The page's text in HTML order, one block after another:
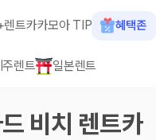
렌트카카모아 TIP 혜택존
주렌트 일본렌트
비치 렌트카